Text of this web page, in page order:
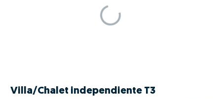
Villa/Chalet independiente T3